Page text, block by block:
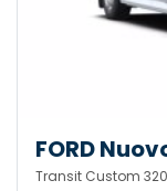
FORD
Transit Custom 320